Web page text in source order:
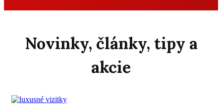
Novinky, články, tipy a
akcie